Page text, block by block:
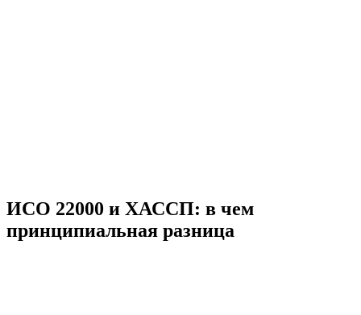
ИСО 22000 и ХАССП: в чем
принципиальная разница